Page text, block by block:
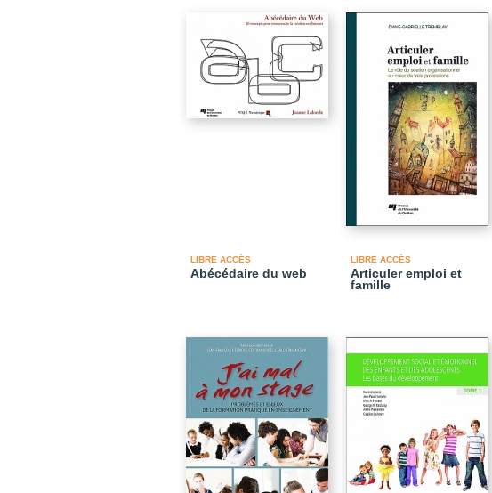
LIBRE ACCÈS
Abécédaire du web
LIBRE ACCÈS
Articuler emploi et
famille